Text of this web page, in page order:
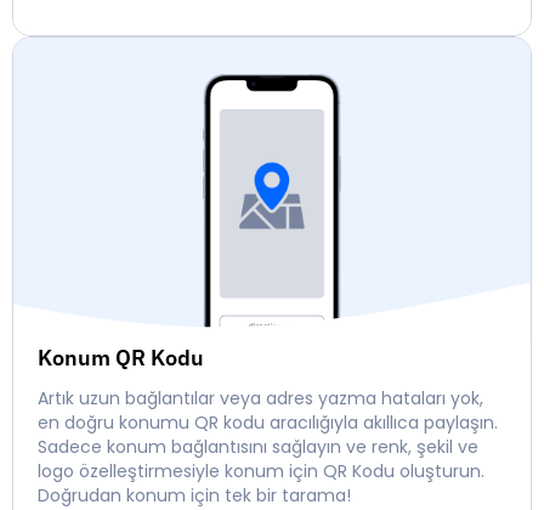
Konum QR Kodu
Artık uzun bağlantılar veya adres yazma hataları yok,
en doğru konumu QR kodu aracılığıyla akıllıca paylaşın.
Sadece konum bağlantısını sağlayın ve renk, şekil ve
logo özelleştirmesiyle konum için QR Kodu oluşturun.
Doğrudan konum için tek bir tarama!